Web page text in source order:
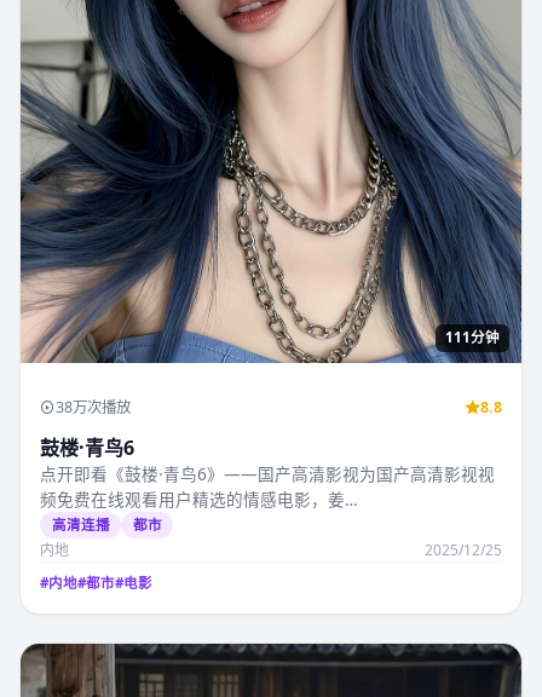
111分钟
38万次播放 8.8
鼓楼·青鸟6
点开即看《鼓楼·青鸟6》——国产高清影视为国产高清影视视
频免费在线观看用户精选的情感电影，姜…
高清连播 都市
内地 2025/12/25
#内地#都市#电影